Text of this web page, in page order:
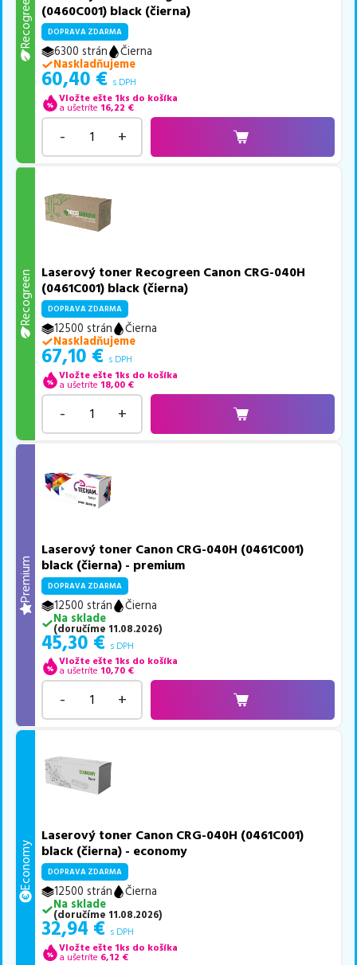
Recogreen (0460C001) black (čierna)
DOPRAVA ZDARMA
6300 strán
Čierna
Naskladňujeme
60,40 € s DPH
Vložte ešte 1ks do košíka
a ušetríte 16,22 €
- +
Recogreen Laserový toner Recogreen Canon CRG-040H
(0461C001) black (čierna)
DOPRAVA ZDARMA
12500 strán
Čierna
Naskladňujeme
67,10 € s DPH
Vložte ešte 1ks do košíka
a ušetríte 18,00 €
- +
Premium
Laserový toner Canon CRG-040H (0461C001)
black (čierna) - premium
DOPRAVA ZDARMA
12500 strán
Čierna
Na sklade
(doručíme 11.08.2026)
45,30 € s DPH
Vložte ešte 1ks do košíka
a ušetríte 10,70 €
- +
Economy
Laserový toner Canon CRG-040H (0461C001)
black (čierna) - economy
DOPRAVA ZDARMA
12500 strán
Čierna
Na sklade
(doručíme 11.08.2026)
32,94 € s DPH
Vložte ešte 1ks do košíka
a ušetríte 6,12 €